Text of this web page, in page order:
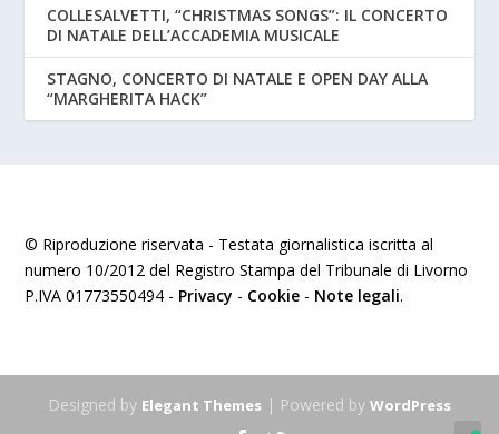
COLLESALVETTI, “CHRISTMAS SONGS”: IL CONCERTO
DI NATALE DELL’ACCADEMIA MUSICALE
STAGNO, CONCERTO DI NATALE E OPEN DAY ALLA
“MARGHERITA HACK”
© Riproduzione riservata - Testata giornalistica iscritta al
numero 10/2012 del Registro Stampa del Tribunale di Livorno
P.IVA 01773550494 - Privacy - Cookie - Note legali.
Designed by Elegant Themes | Powered by WordPress